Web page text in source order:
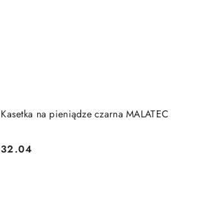
Kasetka na pieniądze czarna MALATEC
Cena:
32.04
PRODUKT NIEDOSTĘPNY